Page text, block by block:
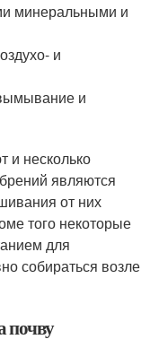
минеральными и
и
и
и несколько
являются
от них
того некоторые
для
собираться возле
почву